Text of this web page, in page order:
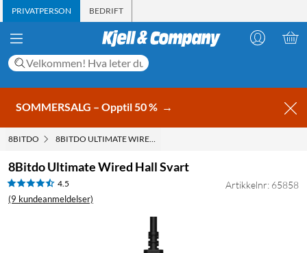
PRIVATPERSON BEDRIFT
SOMMERSALG – Opptil 50 % →
8BITDO 8BITDO ULTIMATE WIRED HALL SVART
8Bitdo Ultimate Wired Hall Svart
4.5
(9 kundeanmeldelser)
Artikkelnr: 65858